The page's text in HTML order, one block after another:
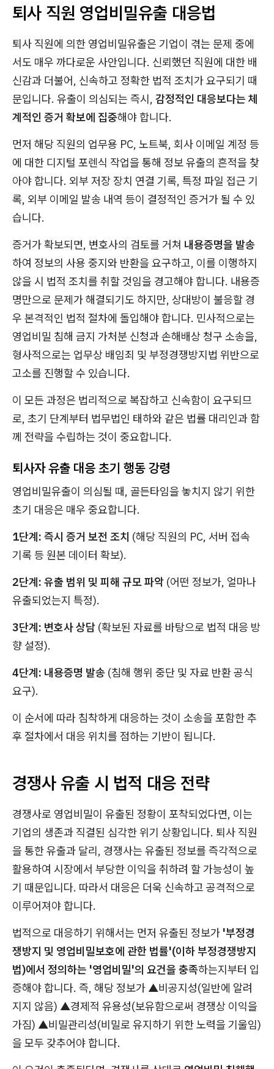
퇴사 직원 영업비밀유출 대응법
퇴사 직원에 의한 영업비밀유출은 기업이 겪는 문제 중에
서도 매우 까다로운 사안입니다. 신뢰했던 직원에 대한 배
신감과 더불어, 신속하고 정확한 법적 조치가 요구되기 때
문입니다. 유출이 의심되는 즉시, 감정적인 대응보다는 체
계적인 증거 확보에 집중해야 합니다.
먼저 해당 직원의 업무용 PC, 노트북, 회사 이메일 계정 등
에 대한 디지털 포렌식 작업을 통해 정보 유출의 흔적을 찾
아야 합니다. 외부 저장 장치 연결 기록, 특정 파일 접근 기
록, 외부 이메일 발송 내역 등이 결정적인 증거가 될 수 있
습니다.
증거가 확보되면, 변호사의 검토를 거쳐 내용증명을 발송
하여 정보의 사용 중지와 반환을 요구하고, 이를 이행하지
않을 시 법적 조치를 취할 것임을 경고해야 합니다. 내용증
명만으로 문제가 해결되기도 하지만, 상대방이 불응할 경
우 본격적인 법적 절차에 돌입해야 합니다. 민사적으로는
영업비밀 침해 금지 가처분 신청과 손해배상 청구 소송을,
형사적으로는 업무상 배임죄 및 부정경쟁방지법 위반으로
고소를 진행할 수 있습니다.
이 모든 과정은 법리적으로 복잡하고 신속함이 요구되므
로, 초기 단계부터 법무법인 태하와 같은 법률 대리인과 함
께 전략을 수립하는 것이 중요합니다.
퇴사자 유출 대응 초기 행동 강령
영업비밀유출이 의심될 때, 골든타임을 놓치지 않기 위한
초기 대응은 매우 중요합니다.
1단계: 즉시 증거 보전 조치 (해당 직원의 PC, 서버 접속
기록 등 원본 데이터 확보).
2단계: 유출 범위 및 피해 규모 파악 (어떤 정보가, 얼마나
유출되었는지 특정).
3단계: 변호사 상담 (확보된 자료를 바탕으로 법적 대응 방
향 설정).
4단계: 내용증명 발송 (침해 행위 중단 및 자료 반환 공식
요구).
이 순서에 따라 침착하게 대응하는 것이 소송을 포함한 추
후 절차에서 대응 위치를 점하는 기반이 됩니다.
경쟁사 유출 시 법적 대응 전략
경쟁사로 영업비밀이 유출된 정황이 포착되었다면, 이는
기업의 생존과 직결된 심각한 위기 상황입니다. 퇴사 직원
을 통한 유출과 달리, 경쟁사는 유출된 정보를 즉각적으로
활용하여 시장에서 부당한 이익을 취하려 할 가능성이 높
기 때문입니다. 따라서 대응은 더욱 신속하고 공격적으로
이루어져야 합니다.
법적으로 대응하기 위해서는 먼저 유출된 정보가 '부정경
쟁방지 및 영업비밀보호에 관한 법률'(이하 부정경쟁방지
법)에서 정의하는 '영업비밀'의 요건을 충족하는지부터 입
증해야 합니다. 즉, 해당 정보가 ▲비공지성(일반에 알려
지지 않음) ▲경제적 유용성(보유함으로써 경쟁상 이익을
가짐) ▲비밀관리성(비밀로 유지하기 위한 노력을 기울임)
을 모두 갖추어야 합니다.